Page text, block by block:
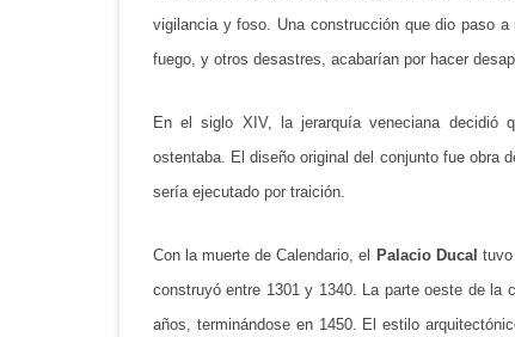
vigilancia y foso. Una construcción que dio paso
fuego, y otros desastres, acabarían por hacer
En el siglo XIV, la jerarquía veneciana decidió
ostentaba. El diseño original del conjunto fue obra
sería ejecutado por traición.
Con la muerte de Calendario, el Palacio Ducal
construyó entre 1301 y 1340. La parte oeste de la
años, terminándose en 1450. El estilo